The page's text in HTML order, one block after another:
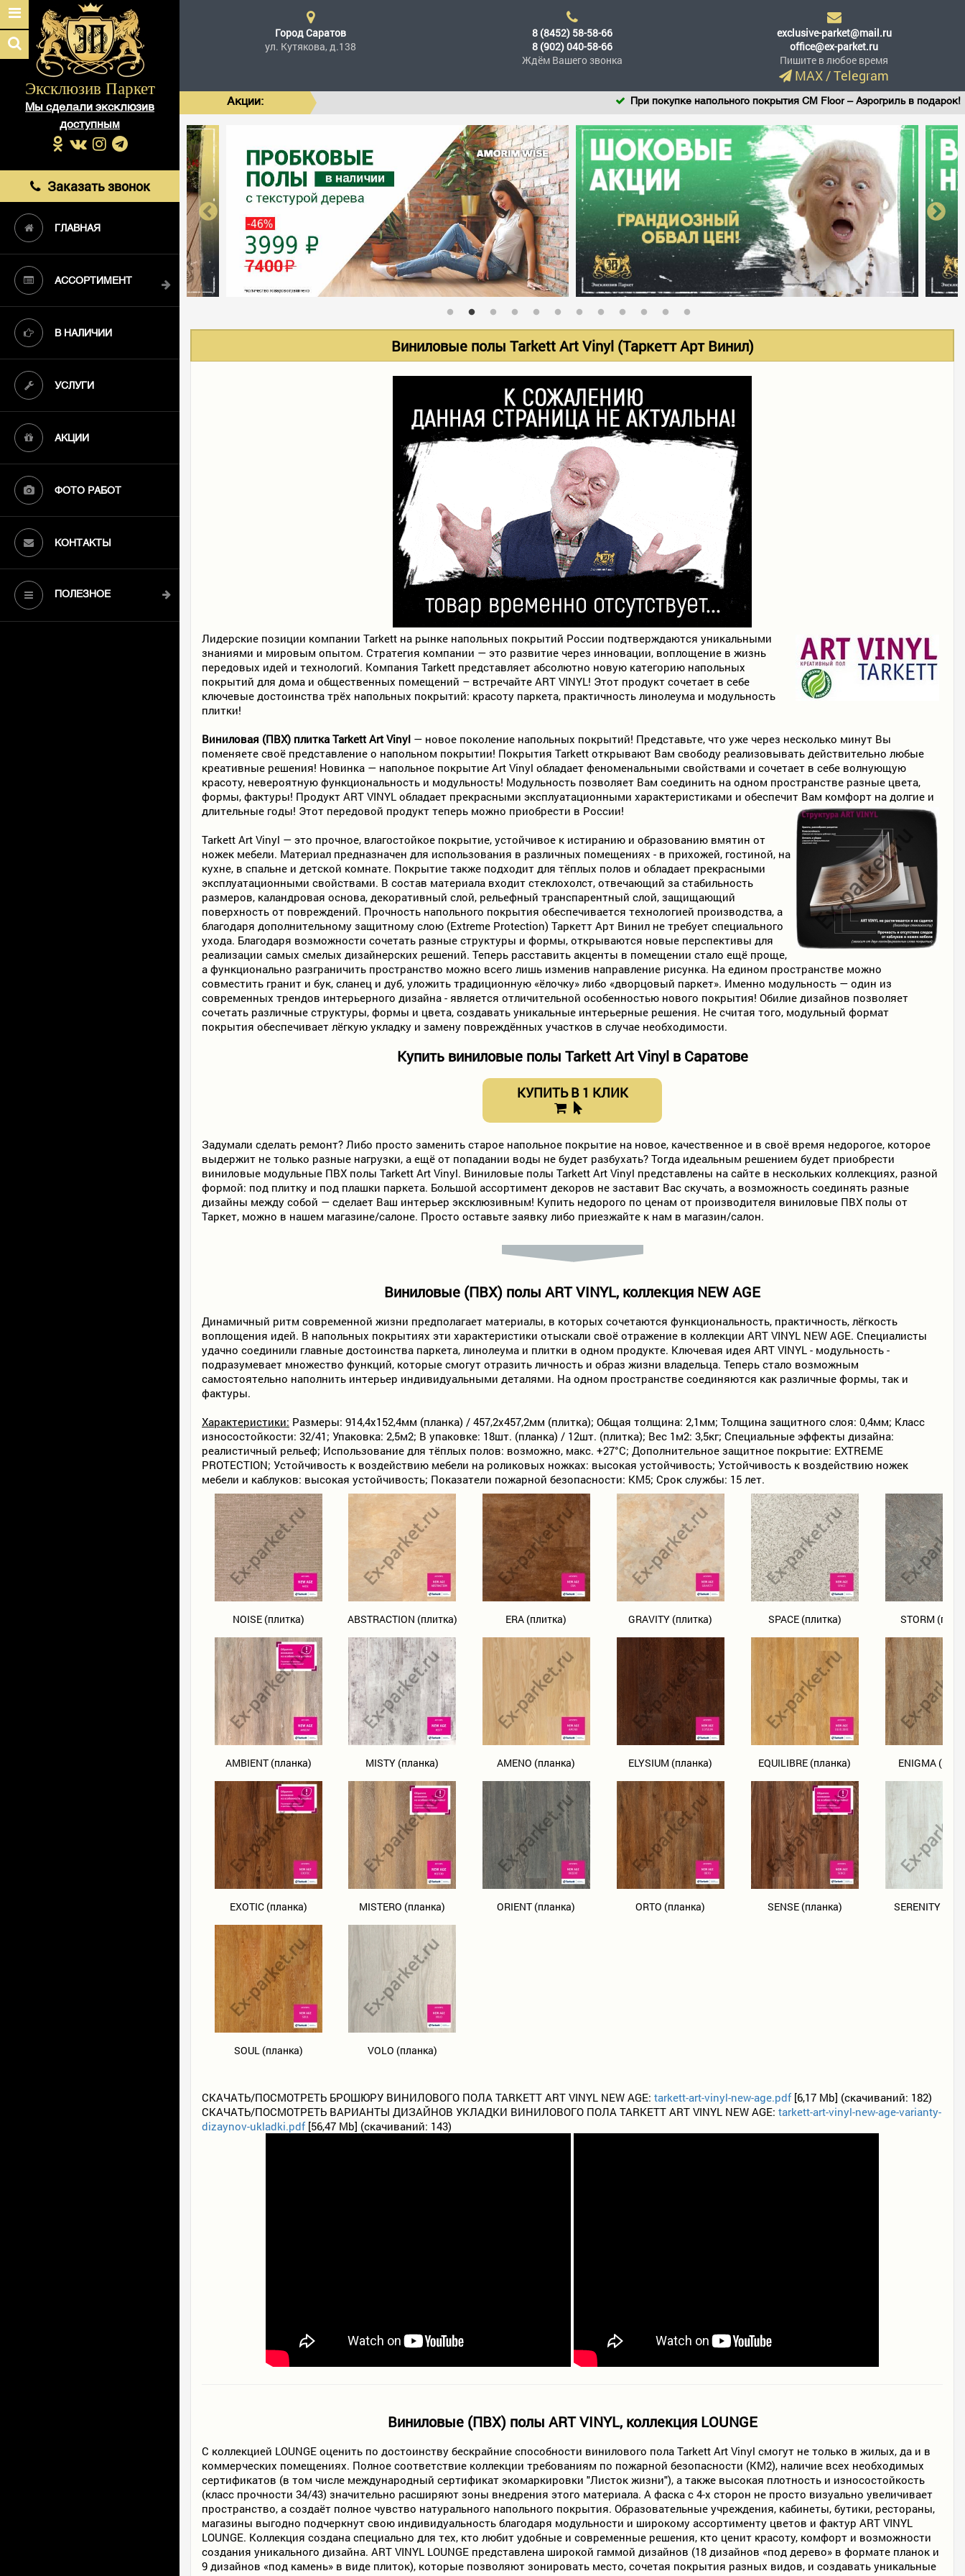
Эксклюзив Паркет
Мы сделали эксклюзив
доступным
Заказать звонок
ГЛАВНАЯ
АССОРТИМЕНТ
В НАЛИЧИИ
УСЛУГИ
АКЦИИ
ФОТО РАБОТ
КОНТАКТЫ
ПОЛЕЗНОЕ
ГородСаратов
ул. Кутякова, д.138
8 (8452) 58-58-66
8 (902) 040-58-66
Ждём Вашего звонка
exclusive-parket@mail.ru
office@ex-parket.ru
Пишите в любое время
MAX/Telegram
Акции: При покупке напольного покрытия CM Floor – Аэрогриль в подарок!
Виниловые полы Tarkett Art Vinyl (Таркетт Арт Винил)
Лидерские позиции компании Tarkett нa рынке напольных покрытий России подтверждаются уникальными
знаниями и мировым опытом. Стратегия компании — это развитие через инновации, воплощение в жизнь
передовых идей и технологий. Компания Tarkett представляет абсолютно новую категорию напольных
покрытий для дома и общественных помещений – встречайте ART VINYL! Этот продукт сочетает в себе
ключевые достоинства трёх напольных покрытий: красоту паркета, практичность линолеума и модульность
плитки!
Виниловая (ПВХ) плитка Tarkett Art Vinyl — новое поколение напольных покрытий! Представьте, что уже через несколько минут Вы
поменяете своё представление о напольном покрытии! Покрытия Tarkett открывают Вам свободу реализовывать действительно любые
креативные решения! Новинка — напольное покрытие Art Vinyl обладает феноменальными свойствами и сочетает в себе волнующую
красоту, невероятную функциональность и модульность! Модульность позволяет Вам соединить на одном пространстве разные цвета,
формы, фактуры! Продукт ART VINYL обладает прекрасными эксплуатационными характеристиками и обеспечит Вам комфорт на долгие и
длительные годы! Этот передовой продукт теперь можно приобрести в России!
Tarkett Art Vinyl — это прочное, влагостойкое покрытие, устойчивое к истиранию и образованию вмятин от
ножек мебели. Материал предназначен для использования в различных помещениях - в прихожей, гостиной, на
кухне, в спальне и детской комнате. Покрытие также подходит для тёплых полов и обладает прекрасными
эксплуатационными свойствами. В состав материала входит стеклохолст, отвечающий за стабильность
размеров, каландровая основа, декоративный слой, рельефный транспарентный слой, защищающий
поверхность от повреждений. Прочность напольного покрытия обеспечивается технологией производства, а
благодаря дополнительному защитному слою (Extreme Protection) Таркетт Арт Винил не требует специального
ухода. Благодаря возможности сочетать разные структуры и формы, открываются новые перспективы для
реализации самых смелых дизайнерских решений. Теперь расставить акценты в помещении стало ещё проще,
а функционально разграничить пространство можно всего лишь изменив направление рисунка. На едином пространстве можно
совместить гранит и бук, сланец и дуб, уложить традиционную «ёлочку» либо «дворцовый паркет». Именно модульность — один из
современных трендов интерьерного дизайна - является отличительной особенностью нового покрытия! Обилие дизайнов позволяет
сочетать различные структуры, формы и цвета, создавать уникальные интерьерные решения. Не считая того, модульный формат
покрытия обеспечивает лёгкую укладку и замену повреждённых участков в случае необходимости.
Купить виниловые полы Tarkett Art Vinyl в Саратове
КУПИТЬ В 1 КЛИК
Задумали сделать ремонт? Либо просто заменить старое напольное покрытие на новое, качественное и в своё время недорогое, которое
выдержит не только разные нагрузки, а ещё от попадании воды не будет разбухать? Тогда идеальным решением будет приобрести
виниловые модульные ПВХ полы Tarkett Art Vinyl. Виниловые полы Tarkett Art Vinyl представлены на сайте в нескольких коллекциях, разной
формой: под плитку и под плашки паркета. Большой ассортимент декоров не заставит Вас скучать, а возможность соединять разные
дизайны между собой — сделает Ваш интерьер эксклюзивным! Купить недорого по ценам от производителя виниловые ПВХ полы от
Таркет, можно в нашем магазине/салоне. Просто оставьте заявку либо приезжайте к нам в магазин/салон.
Виниловые (ПВХ) полы ART VINYL, коллекция NEW AGE
Динамичный ритм современной жизни предполагает материалы, в которых сочетаются функциональность, практичность, лёгкость
воплощения идей. В напольных покрытиях эти характеристики отыскали своё отражение в коллекции ART VINYL NEW AGE. Специалисты
удачно соединили главные достоинства паркета, линолеума и плитки в одном продукте. Ключевая идея ART VINYL - модульность -
подразумевает множество функций, которые смогут отразить личность и образ жизни владельца. Теперь стало возможным
самостоятельно наполнить интерьер индивидуальными деталями. На одном пространстве соединяются как различные формы, так и
фактуры.
Характеристики: Размеры: 914,4х152,4мм (планка) / 457,2х457,2мм (плитка); Общая толщина: 2,1мм; Толщина защитного слоя: 0,4мм; Класс
износостойкости: 32/41; Упаковка: 2,5м2; В упаковке: 18шт. (планка) / 12шт. (плитка); Вес 1м2: 3,5кг; Специальные эффекты дизайна:
реалистичный рельеф; Использование для тёплых полов: возможно, макс. +27°С; Дополнительное защитное покрытие: EXTREME
PROTECTION; Устойчивость к воздействию мебели на роликовых ножках: высокая устойчивость; Устойчивость к воздействию ножек
мебели и каблуков: высокая устойчивость; Показатели пожарной безопасности: КМ5; Срок службы: 15 лет.
NOISE (плитка) ABSTRACTION (плитка) ERA (плитка) GRAVITY (плитка) SPACE (плитка) STORM
AMBIENT (планка) MISTY (планка) AMENO (планка) ELYSIUM (планка) EQUILIBRE (планка) ENIGMA
EXOTIC (планка) MISTERO (планка) ORIENT (планка) ORTO (планка) SENSE (планка) SERENITY
SOUL (планка) VOLO (планка)
СКАЧАТЬ/ПОСМОТРЕТЬ БРОШЮРУ ВИНИЛОВОГО ПОЛА TARKETT ART VINYL NEW AGE: tarkett-art-vinyl-new-age.pdf[6,17 Mb] (cкачиваний: 182)
СКАЧАТЬ/ПОСМОТРЕТЬ ВАРИАНТЫ ДИЗАЙНОВ УКЛАДКИ ВИНИЛОВОГО ПОЛА TARKETT ART VINYL NEW AGE: tarkett-art-vinyl-new-age-varianty-
dizaynov-ukladki.pdf[56,47 Mb] (cкачиваний: 143)
Виниловые (ПВХ) полы ART VINYL, коллекция LOUNGE
С коллекцией LOUNGE оценить по достоинству бескрайние способности винилового пола Tarkett Art Vinyl смогут не только в жилых, да и в
коммерческих помещениях. Полное соответствие коллекции требованиям по пожарной безопасности (КМ2), наличие всех необходимых
сертификатов (в том числе международный сертификат экомаркировки "Листок жизни"), а также высокая плотность и износостойкость
(класс прочности 34/43) значительно расширяют зоны внедрения этого материала. А фаска с 4-х сторон не просто визуально увеличивает
пространство, а создаёт полное чувство натурального напольного покрытия. Образовательные учреждения, кабинеты, бутики, рестораны,
магазины выгодно подчеркнут свою индивидуальность благодаря модульности и широкому ассортименту цветов и фактур ART VINYL
LOUNGE. Коллекция создана специально для тех, кто любит удобные и современные решения, кто ценит красоту, комфорт и возможности
создания уникального дизайна. ART VINYL LOUNGE представлена широкой гаммой дизайнов (18 дизайнов «под дерево» в формате планок и
9 дизайнов «под камень» в виде плиток), которые позволяют зонировать место, сочетая покрытия разных видов, и создавать уникальные